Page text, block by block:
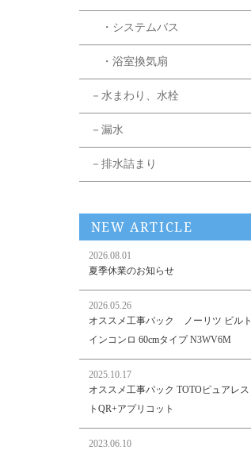
・システムバス
・浴室換気扇
－水まわり、水栓
－漏水
－排水詰まり
NEW ARTICLE
2026.08.01
夏季休業のお知らせ
2026.05.26
オススメ工事パック ノーリツ ビルト
インコンロ 60cmタイプ N3WV6M
2025.10.17
オススメ工事パック TOTOピュアレス
トQR+アプリコット
2023.06.10